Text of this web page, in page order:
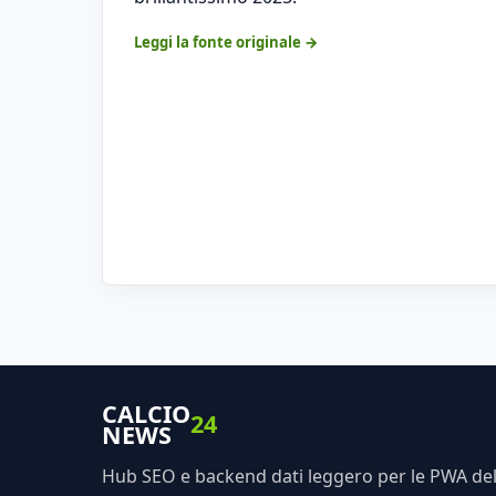
Leggi la fonte originale →
CALCIO
NEWS 24
Hub SEO e backend dati leggero per le PWA